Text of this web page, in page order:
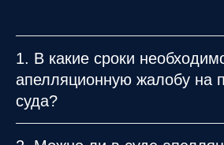
1. В какие сроки
апелляционную жалобу на
суда?